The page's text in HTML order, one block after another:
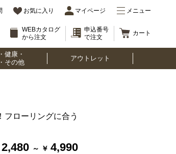
お気に入り マイページ メニュー
WEBカタログ
から注文
申込番号
で注文
カート
健康・
その他
アウトレット
フローリングに合う
2,480 ～ ￥ 4,990